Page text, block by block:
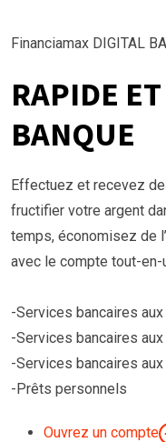
Financiamax DIGITAL
RAPIDE
BANQUE
Effectuez et recevez
fructifier votre argent
temps, économisez de
avec le compte tout-en-
-Services bancaires
-Services bancaires
-Services bancaires
-Prêts personnels
Ouvrez un compte